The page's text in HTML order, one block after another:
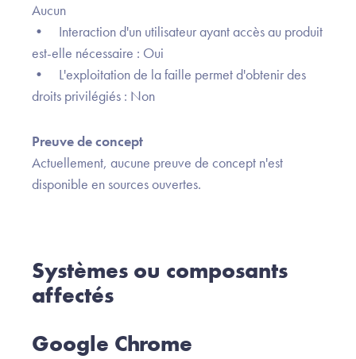
Aucun
• Interaction d'un utilisateur ayant accès au produit
est-elle nécessaire : Oui
• L'exploitation de la faille permet d'obtenir des
droits privilégiés : Non
Preuve de concept
Actuellement, aucune preuve de concept n'est
disponible en sources ouvertes.
Systèmes ou composants
affectés
Google Chrome